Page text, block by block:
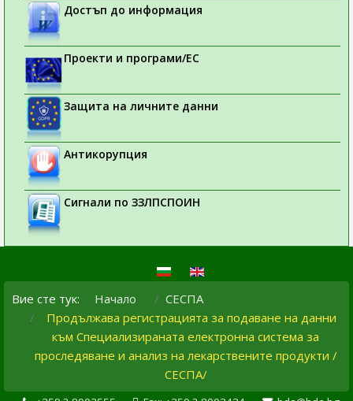
Достъп до информация
Проекти и програми/ЕС
Защита на личните данни
Антикорупция
Сигнали по ЗЗЛПСПОИН
Вие сте тук: Начало
СЕСПА
Продължава регистрацията за подаване на данни
към Специализираната електронна система за
проследяване и анализ на лекарствените продукти /
СЕСПА/